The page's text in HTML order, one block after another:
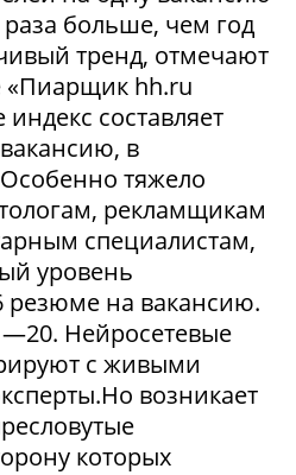
больше, чем год
тренд, отмечают
«Пиарщик hh.ru
составляет
в
тяжело
рекламщикам
специалистам,
уровень
на вакансию.
—20. Нейросетевые
с живыми
возникает
которых